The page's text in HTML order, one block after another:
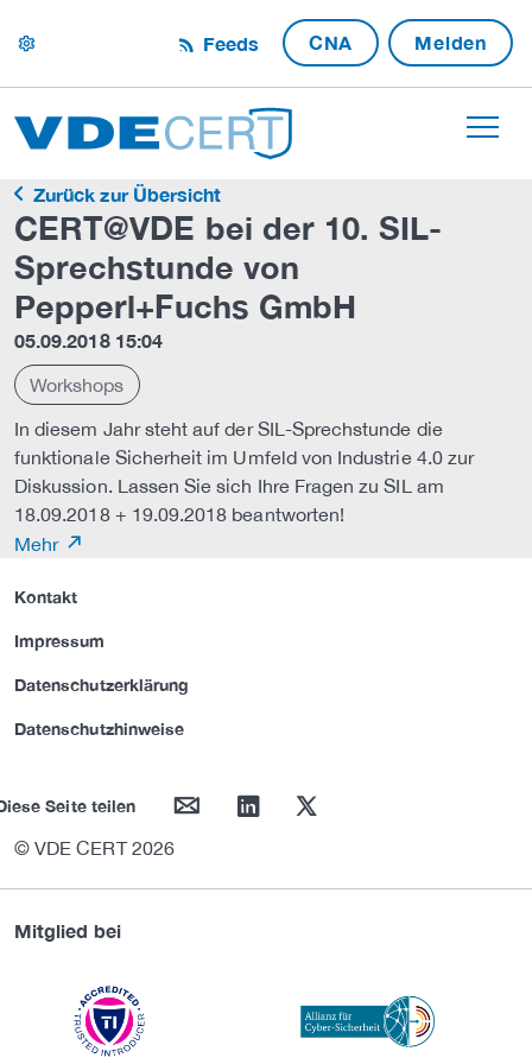
settings Feeds CNA Melden
Zurück zur Übersicht
CERT@VDE bei der 10. SIL-
Sprechstunde von
Pepperl+Fuchs GmbH
05.09.2018 15:04
Workshops
In diesem Jahr steht auf der SIL-Sprechstunde die
funktionale Sicherheit im Umfeld von Industrie 4.0 zur
Diskussion. Lassen Sie sich Ihre Fragen zu SIL am
18.09.2018 + 19.09.2018 beantworten!
Mehr
Kontakt
Impressum
Datenschutzerklärung
Datenschutzhinweise
Seite teilen mail linkedin twitter
© VDE CERT 2026
Mitglied bei